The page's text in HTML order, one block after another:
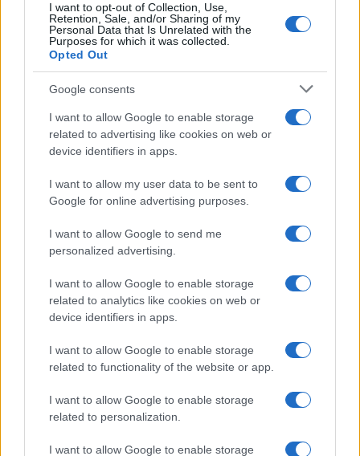
I want to opt-out of Collection, Use,
Retention, Sale, and/or Sharing of my
Personal Data that Is Unrelated with the
Purposes for which it was collected.
Opted Out
Google consents
I want to allow Google to enable storage
related to advertising like cookies on web or
device identifiers in apps.
I want to allow my user data to be sent to
Google for online advertising purposes.
I want to allow Google to send me
personalized advertising.
I want to allow Google to enable storage
related to analytics like cookies on web or
device identifiers in apps.
I want to allow Google to enable storage
related to functionality of the website or app.
I want to allow Google to enable storage
related to personalization.
I want to allow Google to enable storage
UK
Lgbtq News
Olanda
Investeren 24
NL Newz